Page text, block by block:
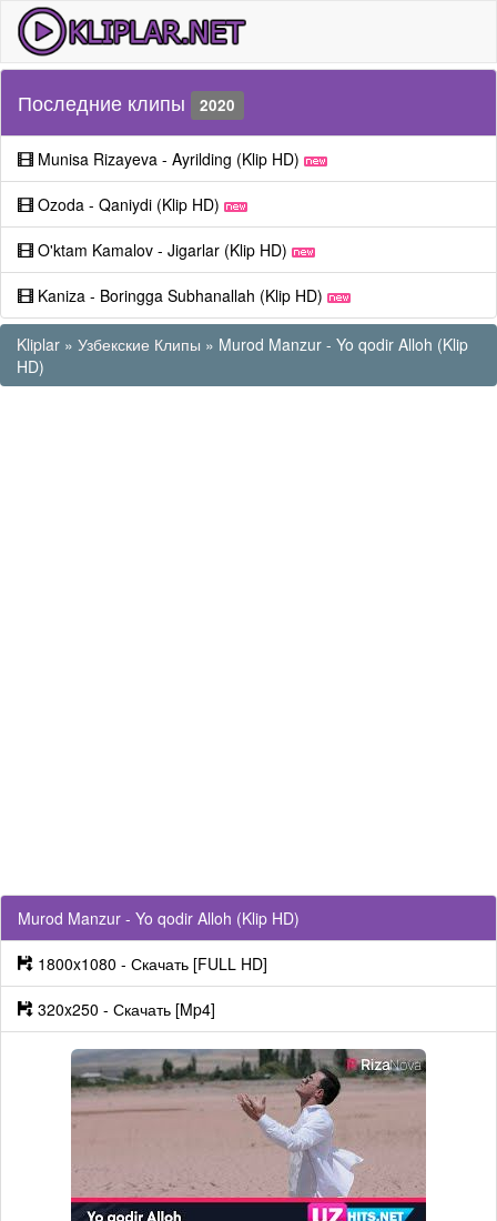
Последние клипы 2020
Munisa Rizayeva - Ayrilding (Klip HD)
Ozoda - Qaniydi (Klip HD)
O'ktam Kamalov - Jigarlar (Klip HD)
Kaniza - Boringga Subhanallah (Klip HD)
Kliplar » Узбекские Клипы » Murod Manzur - Yo qodir Alloh (Klip
HD)
Murod Manzur - Yo qodir Alloh (Klip HD)
1800x1080 - Скачать [FULL HD]
320x250 - Скачать [Mp4]